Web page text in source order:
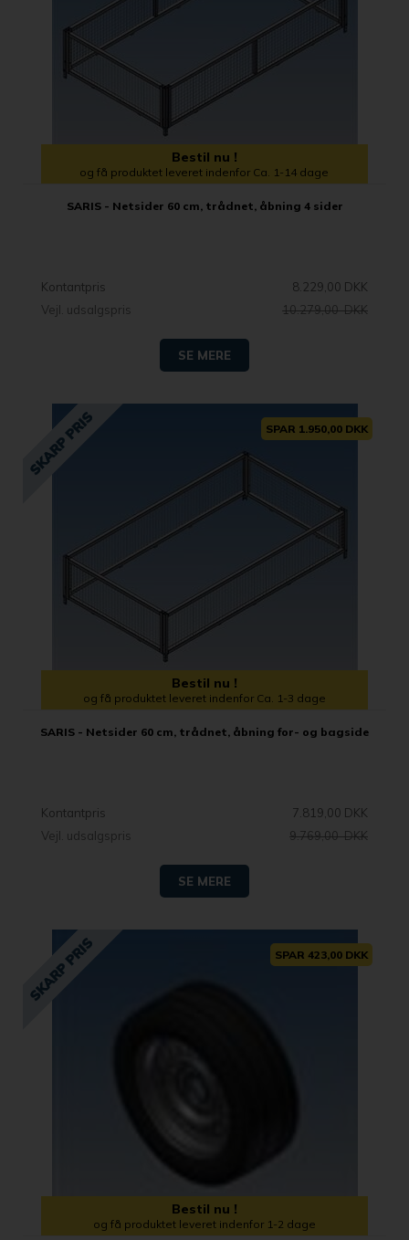
Bestil nu !
og få produktet leveret indenfor Ca. 1-14 dage
SARIS - Netsider 60 cm, trådnet, åbning 4 sider
Kontantpris
8.229,00 DKK
Vejl. udsalgspris
10.279,00 DKK
SE MERE
SPAR 1.950,00 DKK
Bestil nu !
og få produktet leveret indenfor Ca. 1-3 dage
SARIS - Netsider 60 cm, trådnet, åbning for- og bagside
Kontantpris
7.819,00 DKK
Vejl. udsalgspris
9.769,00 DKK
SE MERE
SPAR 423,00 DKK
Bestil nu !
og få produktet leveret indenfor 1-2 dage